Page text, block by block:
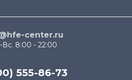
center.ru
Вс. 8:00 - 22:00
555-86-73